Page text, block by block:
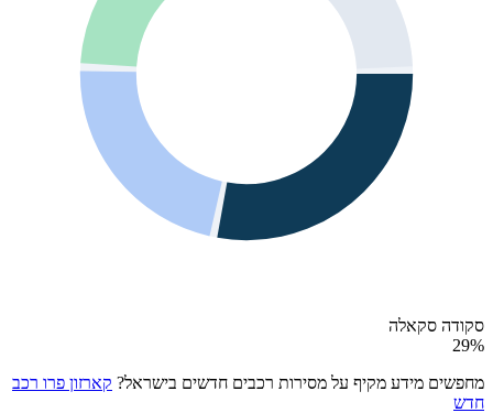
סקודה סקאלה
29%
מחפשים מידע מקיף על מסירות רכבים חדשים בישראל? קארזון פרו רכב
חדש